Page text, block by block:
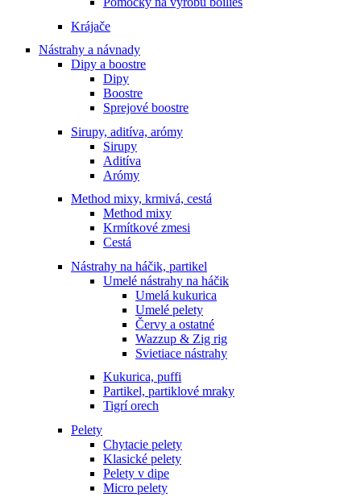
Krájače
Nástrahy a návnady
Dipy a boostre
Dipy
Boostre
Sprejové boostre
Sirupy, aditíva, arómy
Sirupy
Aditíva
Arómy
Method mixy, krmivá, cestá
Method mixy
Krmítkové zmesi
Cestá
Nástrahy na háčik, partikel
Umelé nástrahy na háčik
Umelá kukurica
Umelé pelety
Červy a ostatné
Wazzup & Zig rig
Svietiace nástrahy
Kukurica, puffi
Partikel, partiklové mraky
Tigrí orech
Pelety
Chytacie pelety
Klasické pelety
Pelety v dipe
Micro pelety